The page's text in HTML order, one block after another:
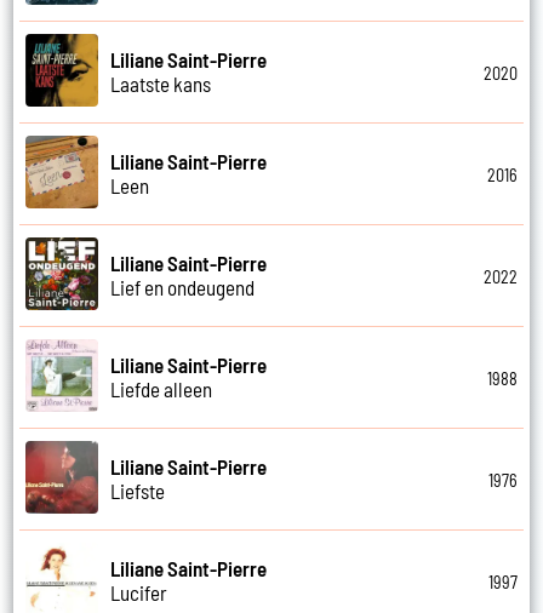
Liliane Saint-Pierre
Laatste kans
2020
Liliane Saint-Pierre
Leen
2016
Liliane Saint-Pierre
Lief en ondeugend
2022
Liliane Saint-Pierre
Liefde alleen
1988
Liliane Saint-Pierre
Liefste
1976
Liliane Saint-Pierre
Lucifer
1997